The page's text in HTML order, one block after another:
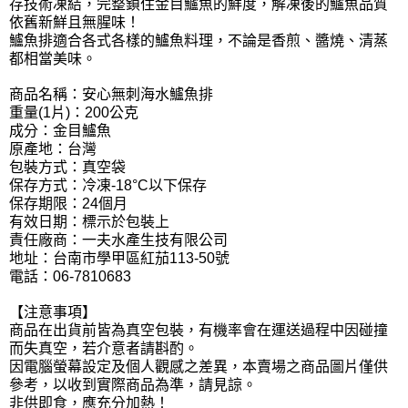
存技術凍結，完整鎖住金目鱸魚的鮮度，解凍後的鱸魚品質
依舊新鮮且無腥味！
鱸魚排適合各式各樣的鱸魚料理，不論是香煎、醬燒、清蒸
都相當美味。
商品名稱：安心無刺海水鱸魚排
重量(1片)：200公克
成分：金目鱸魚
原產地：台灣
包裝方式：真空袋
保存方式：冷凍-18°C以下保存
保存期限：24個月
有效日期：標示於包裝上
責任廠商：一夫水產生技有限公司
地址：台南市學甲區紅茄113-50號
電話：06-7810683
【注意事項】
商品在出貨前皆為真空包裝，有機率會在運送過程中因碰撞
而失真空，若介意者請斟酌。
因電腦螢幕設定及個人觀感之差異，本賣場之商品圖片僅供
參考，以收到實際商品為準，請見諒。
非供即食，應充分加熱！